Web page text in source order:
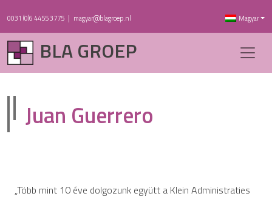
0031 (0)6 4455 3775 | magyar@blagroep.nl Magyar
BLA GROEP
Juan Guerrero
„Több mint 10 éve dolgozunk együtt a Klein Administraties